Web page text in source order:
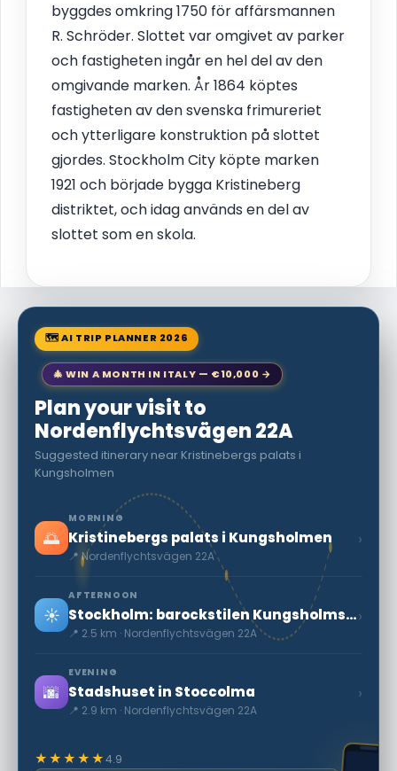
byggdes omkring 1750 för affärsmannen
R. Schröder. Slottet var omgivet av parker
och fastigheten ingår en hel del av den
omgivande marken. År 1864 köptes
fastigheten av den svenska frimureriet
och ytterligare konstruktion på slottet
gjordes. Stockholm City köpte marken
1921 och började bygga Kristineberg
distriktet, och idag används en del av
slottet som en skola.
🗺 AI TRIP PLANNER 2026
🎄 WIN A MONTH IN ITALY — €10,000 →
Plan your visit to
Nordenflychtsvägen 22A
Suggested itinerary near Kristinebergs palats i
Kungsholmen
🌅
MORNING
Kristinebergs palats i Kungsholmen
📍 Nordenflychtsvägen 22A
›
☀️
AFTERNOON
Stockholm: barockstilen Kungsholms kyrka
📍 2.5 km · Nordenflychtsvägen 22A
›
🌆
EVENING
Stadshuset in Stoccolma
📍 2.9 km · Nordenflychtsvägen 22A
›
★★★★★4.9